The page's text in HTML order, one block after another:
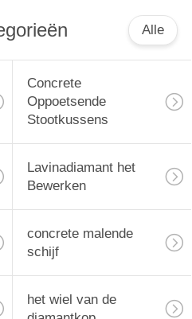
Alle
Concrete
Oppoetsende
Stootkussens
Lavinadiamant het
Bewerken
concrete malende
schijf
het wiel van de